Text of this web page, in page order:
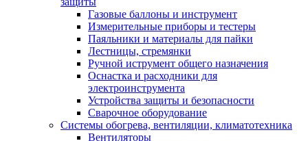
Газовые баллоны и инструмент
Измерительные приборы и тестеры
Паяльники и материалы для пайки
Лестницы, стремянки
Ручной иструмент общего назначения
Оснастка и расходники для
электроинструмента
Устройства защиты и безопасности
Сварочное оборудование
Системы обогрева, вентиляции, климатотехника
Вентиляторы